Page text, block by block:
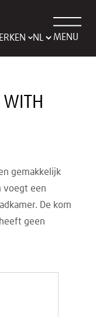
MENU
gemakkelijk
voegt een
De kom
geen